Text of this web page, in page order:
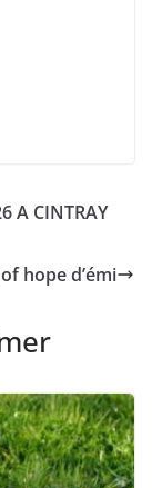
A CINTRAY
hope d’émi